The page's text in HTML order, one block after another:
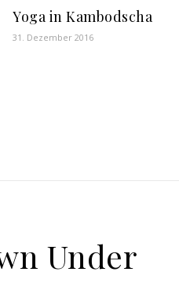
Yoga in Kambodscha
31. Dezember 2016
Under